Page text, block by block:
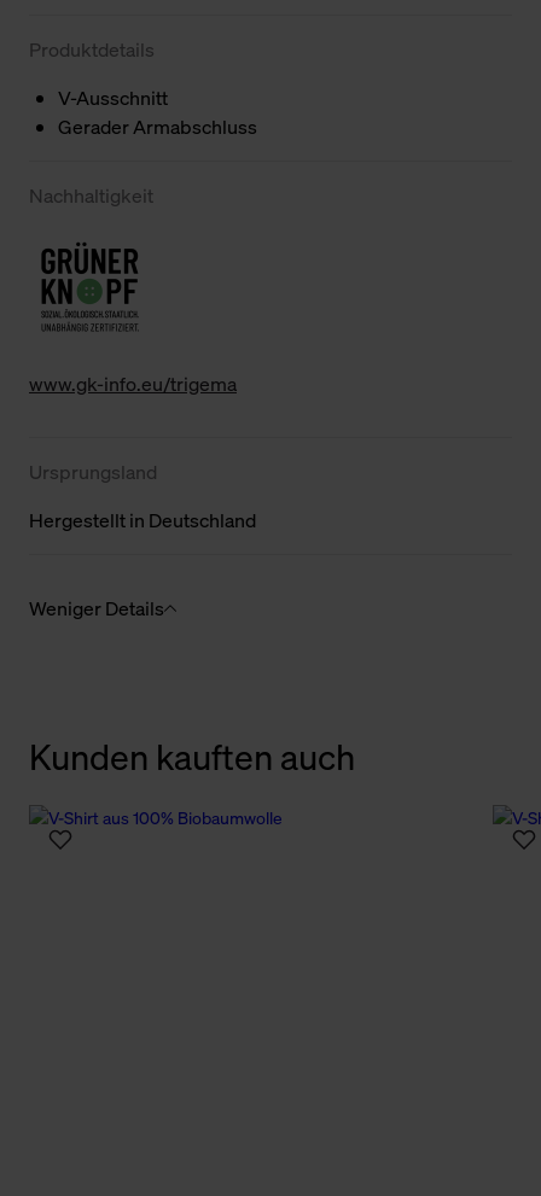
Produktdetails
V-Ausschnitt
Gerader Armabschluss
Nachhaltigkeit
www.gk-info.eu/trigema
Ursprungsland
Hergestellt in Deutschland
Weniger Details
Kunden kauften auch